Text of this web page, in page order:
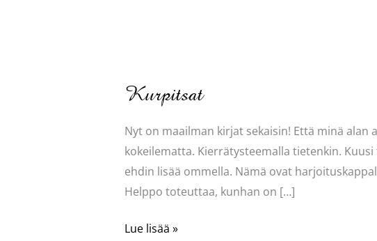
Kurpitsat
Nyt on maailman kirjat sekaisin! Että minä
kokeilematta. Kierrätysteemalla tietenkin.
ehdin lisää ommella. Nämä ovat
Helppo toteuttaa, kunhan on […]
Kurpitsat
Lue lisää »